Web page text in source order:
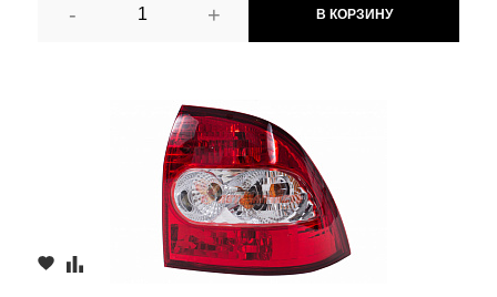
- + В КОРЗИНУ